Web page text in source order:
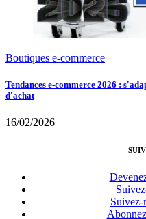
Boutiques e-commerce
Tendances e-commerce 2026 :
d'achat
16/02/2026
Suivez-